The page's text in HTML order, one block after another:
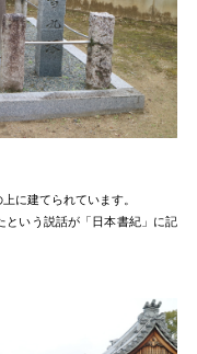
に建てられています。
という説話が「日本書紀」に記